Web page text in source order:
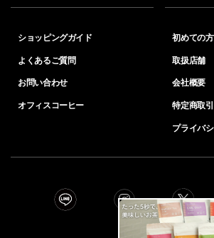
ショッピングガイド
よくあるご質問
お問い合わせ
オフィスコーヒー
初めての
取扱店舗
会社概要
特定商取
プライバ